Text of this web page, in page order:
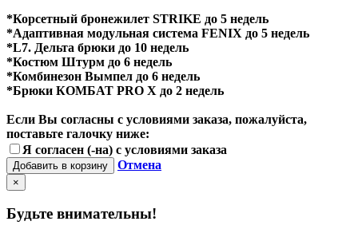
*Корсетный бронежилет STRIKE до 5 недель
*Адаптивная модульная система FENIX до 5 недель
*L7. Дельта брюки до 10 недель
*Костюм Штурм до 6 недель
*Комбинезон Вымпел до 6 недель
*Брюки КОМБАТ PRO X до 2 недель
Если Вы согласны с условиями заказа, пожалуйста,
поставьте галочку ниже:
Я согласен (-на) с условиями заказа
Добавить в корзину Отмена
×
Будьте внимательны!